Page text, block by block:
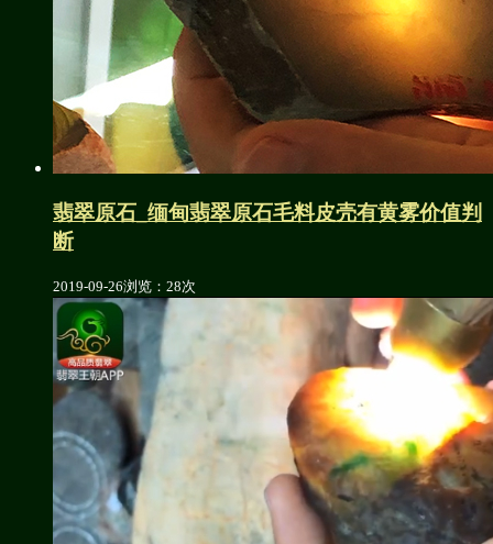
翡翠原石_缅甸翡翠原石毛料皮壳有黄雾价值判
断
2019-09-26浏览：28次